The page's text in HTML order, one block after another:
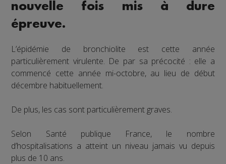
nouvelle fois mis à dure
épreuve.
L’épidémie de bronchiolite est cette année
particulièrement virulente. De par sa précocité : elle a
commencé cette année mi-octobre, au lieu de début
décembre habituellement.
De plus, les cas sont particulièrement graves.
Selon Santé publique France, le nombre
d’hospitalisations a atteint un niveau jamais vu depuis
plus de 10 ans.